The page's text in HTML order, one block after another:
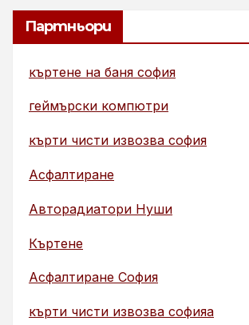
Партньори
къртене на баня софия
геймърски компютри
кърти чисти извозва софия
Асфалтиране
Авторадиатори Нуши
Къртене
Асфалтиране София
кърти чисти извозва софияа